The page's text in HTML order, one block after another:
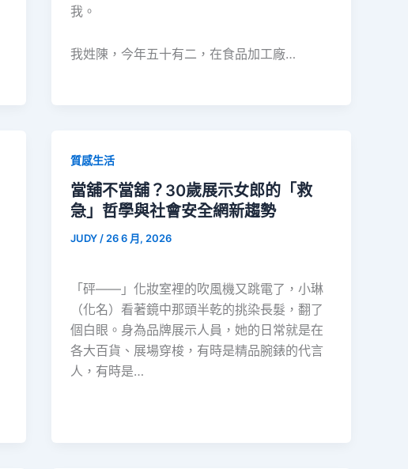
我。
我姓陳，今年五十有二，在食品加工廠…
質感生活
當舖不當舖？30歲展示女郎的「救
急」哲學與社會安全網新趨勢
JUDY / 26 6 月, 2026
「砰——」化妝室裡的吹風機又跳電了，小琳
（化名）看著鏡中那頭半乾的挑染長髮，翻了
個白眼。身為品牌展示人員，她的日常就是在
各大百貨、展場穿梭，有時是精品腕錶的代言
人，有時是…